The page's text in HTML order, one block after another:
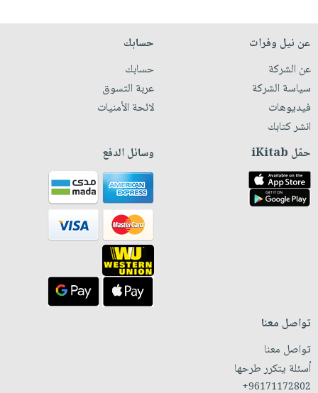
عن نيل وفرات
عن الشركة
سياسة الشركة
فيديوهات
انشر كتابك
حسابك
حسابك
عربة التسوق
لائحة الأمنيات
حمّل iKitab وسائل الدفع
تواصل معنا
تواصل معنا
أسئلة يتكرر طرحها
+96171172802